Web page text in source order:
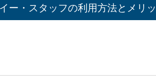
イー・スタッフの利用方法とメリ